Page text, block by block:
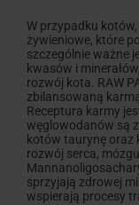
W przypadku
żywieniowe, które
szczególnie ważne
kwasów i
rozwój kota. RAW
zbilansowaną
Receptura karmy
węglowodanów są
kotów taurynę oraz
rozwój serca,
sprzyjają zdrowej
wspierają procesy